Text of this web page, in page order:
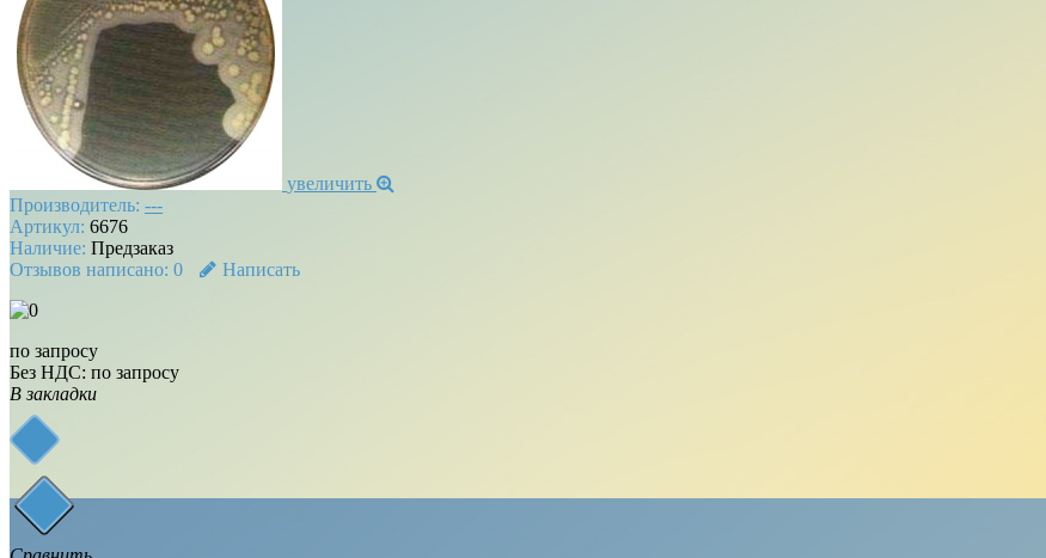
увеличить
Производитель: ---
Артикул: 6676
Наличие: Предзаказ
Отзывов написано: 0 Написать
по запросу
Без НДС: по запросу
В закладки